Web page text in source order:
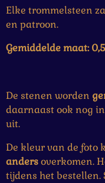
Elke trommelsteen
en patroon.
Gemiddelde maat:
De stenen worden
daarnaast ook nog
uit.
De kleur van de foto
andersoverkomen.
tijdens het bestellen.